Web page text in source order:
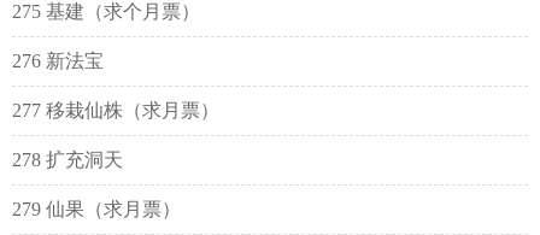
275 基建（求个月票）
276 新法宝
277 移栽仙株（求月票）
278 扩充洞天
279 仙果（求月票）